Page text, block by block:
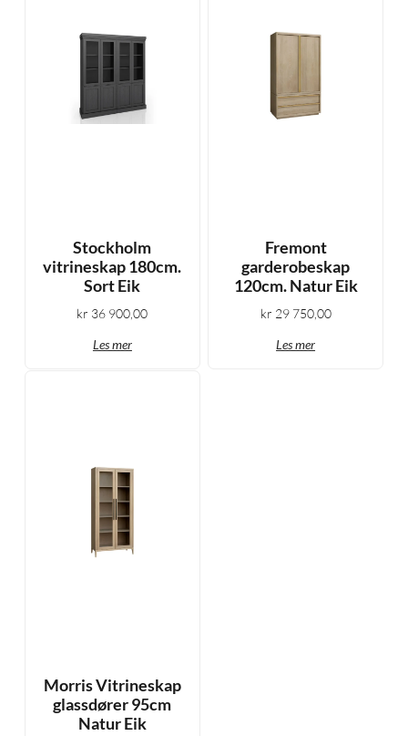
Stockholm
vitrineskap 180cm.
Sort Eik
kr 36 900,00
Les mer
Fremont
garderobeskap
120cm. Natur Eik
kr 29 750,00
Les mer
Morris Vitrineskap
glassdører 95cm
Natur Eik